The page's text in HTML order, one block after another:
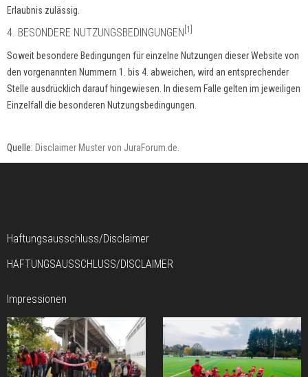
Erlaubnis zulässig.
4. BESONDERE NUTZUNGSBEDINGUNGEN [1]
Soweit besondere Bedingungen für einzelne Nutzungen dieser Website von
den vorgenannten Nummern 1. bis 4. abweichen, wird an entsprechender
Stelle ausdrücklich darauf hingewiesen. In diesem Falle gelten im jeweiligen
Einzelfall die besonderen Nutzungsbedingungen.
Quelle: Disclaimer Muster von JuraForum.de
Haftungsausschluss/Disclaimer
HAFTUNGSAUSSCHLUSS/DISCLAIMER
Impressionen